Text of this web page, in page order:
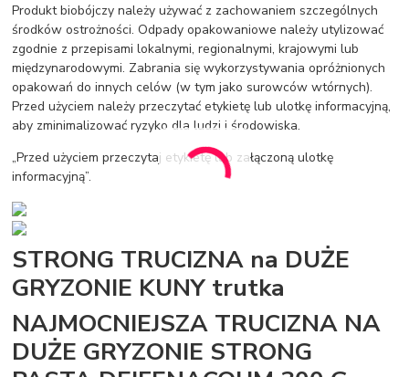
Produkt biobójczy należy używać z zachowaniem szczególnych
środków ostrożności. Odpady opakowaniowe należy utylizować
zgodnie z przepisami lokalnymi, regionalnymi, krajowymi lub
międzynarodowymi. Zabrania się wykorzystywania opróżnionych
opakowań do innych celów (w tym jako surowców wtórnych).
Przed użyciem należy przeczytać etykietę lub ulotkę informacyjną,
aby zminimalizować ryzyko dla ludzi i środowiska.
„Przed użyciem przeczytaj etykietę lub załączoną ulotkę
informacyjną”.
STRONG TRUCIZNA na DUŻE
GRYZONIE KUNY trutka
NAJMOCNIEJSZA TRUCIZNA NA
DUŻE GRYZONIE STRONG